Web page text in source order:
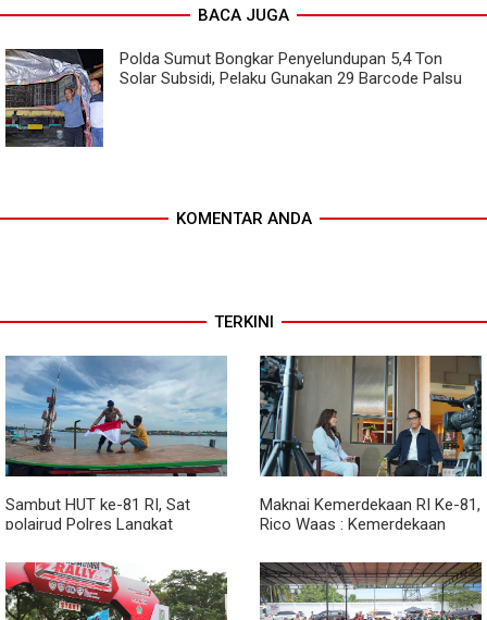
BACA JUGA
Polda Sumut Bongkar Penyelundupan 5,4 Ton
Solar Subsidi, Pelaku Gunakan 29 Barcode Palsu
KOMENTAR ANDA
TERKINI
Sambut HUT ke-81 RI, Sat
polairud Polres Langkat
kepada Nelayan
Maknai Kemerdekaan RI Ke-81,
Rico Waas : Kemerdekaan
Lewat Peningkatan Pelayanan
Primer